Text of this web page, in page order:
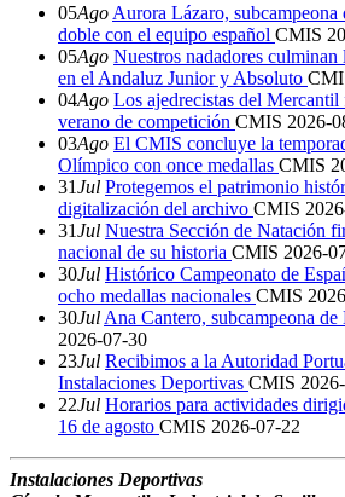
05Ago Aurora Lázaro, subcampeona
doble con el equipo español CMIS
05Ago Nuestros nadadores culminan
en el Andaluz Junior y Absoluto
04Ago Los ajedrecistas del Mercantil
verano de competición CMIS 2026-
03Ago El CMIS concluye la
Olímpico con once medallas CMIS
31Jul Protegemos el patrimonio
digitalización del archivo CMIS
31Jul Nuestra Sección de Natación
nacional de su historia CMIS 2026-
30Jul Histórico Campeonato de
ocho medallas nacionales CMIS
30Jul Ana Cantero, subcampeona
2026-07-30
23Jul Recibimos a la Autoridad
Instalaciones Deportivas CMIS
22Jul Horarios para actividades
16 de agosto CMIS 2026-07-22
Instalaciones Deportivas